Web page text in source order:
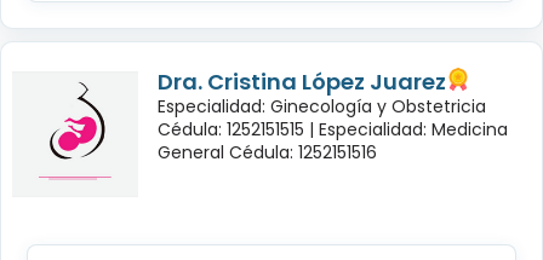
Dra. Cristina López Juarez
Especialidad: Ginecología y Obstetricia
Cédula: 1252151515 | Especialidad: Medicina
General Cédula: 1252151516